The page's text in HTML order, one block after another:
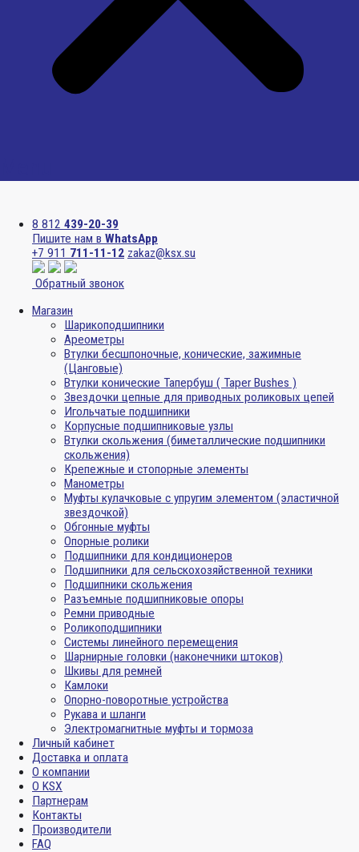
8 812 439-20-39
Пишите нам в WhatsApp
+7 911 711-11-12 zakaz@ksx.su
Обратный звонок
Магазин
Шарикоподшипники
Ареометры
Втулки бесшпоночные, конические, зажимные
(Цанговые)
Втулки конические Тапербуш ( Taper Bushes )
Звездочки цепные для приводных роликовых цепей
Игольчатые подшипники
Корпусные подшипниковые узлы
Втулки скольжения (биметаллические подшипники
скольжения)
Крепежные и стопорные элементы
Манометры
Муфты кулачковые с упругим элементом (эластичной
звездочкой)
Обгонные муфты
Опорные ролики
Подшипники для кондиционеров
Подшипники для сельскохозяйственной техники
Подшипники скольжения
Разъемные подшипниковые опоры
Ремни приводные
Роликоподшипники
Системы линейного перемещения
Шарнирные головки (наконечники штоков)
Шкивы для ремней
Камлоки
Опорно-поворотные устройства
Рукава и шланги
Электромагнитные муфты и тормоза
Личный кабинет
Доставка и оплата
О компании
О KSX
Партнерам
Контакты
Производители
FAQ